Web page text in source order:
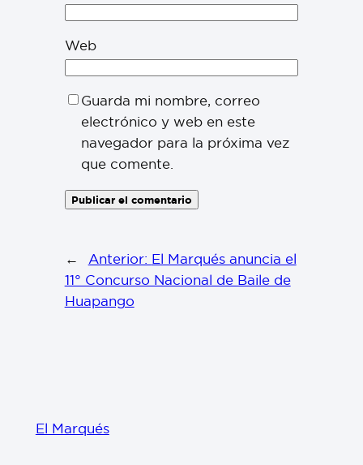
Web
Guarda mi nombre, correo
electrónico y web en este
navegador para la próxima vez
que comente.
← Anterior: El Marqués anuncia el
11° Concurso Nacional de Baile de
Huapango
El Marqués